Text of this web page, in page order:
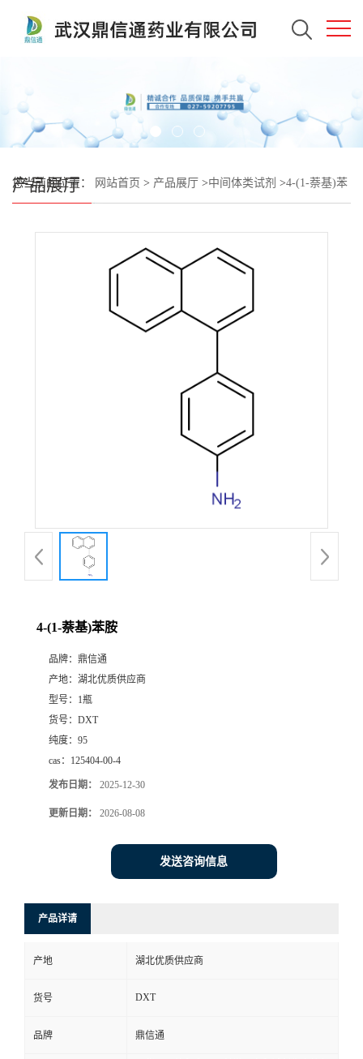
产品展厅
您当前的位置： 网站首页 > 产品展厅 >中间体类试剂 >4-(1-萘基)苯
4-(1-萘基)苯胺
品牌： 鼎信通
产地： 湖北优质供应商
型号： 1瓶
货号： DXT
纯度： 95
cas： 125404-00-4
发布日期： 2025-12-30
更新日期： 2026-08-08
发送咨询信息
产品详请
产地 湖北优质供应商
货号 DXT
品牌 鼎信通